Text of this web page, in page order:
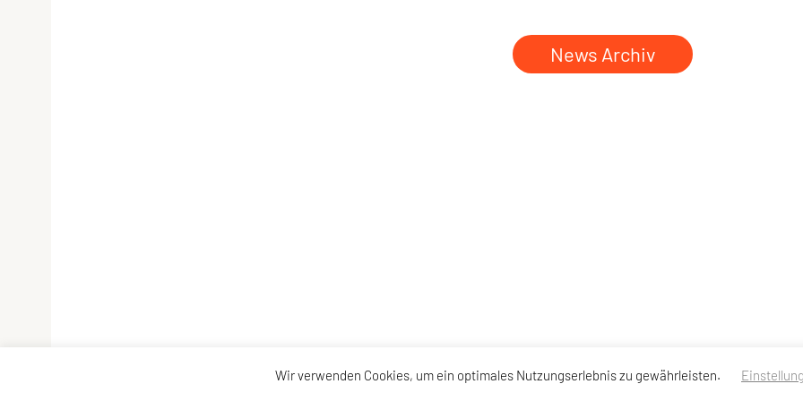
News Archiv
Wir verwenden Cookies, um ein optimales Nutzungserlebnis zu gewährleisten.